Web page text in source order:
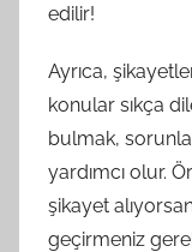
edilir!
Ayrıca,
konular sıkça
bulmak,
yardımcı olur.
şikayet
geçirmeniz